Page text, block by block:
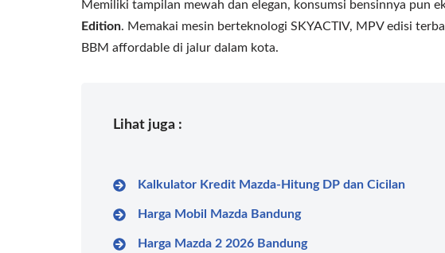
Memiliki tampilan mewah dan elegan, konsumsi bensinnya pun
Edition. Memakai mesin berteknologi SKYACTIV, MPV edisi
BBM affordable di jalur dalam kota.
Lihat juga :
Kalkulator Kredit Mazda-Hitung DP dan Cicilan
Harga Mobil Mazda Bandung
Harga Mazda 2 2026 Bandung